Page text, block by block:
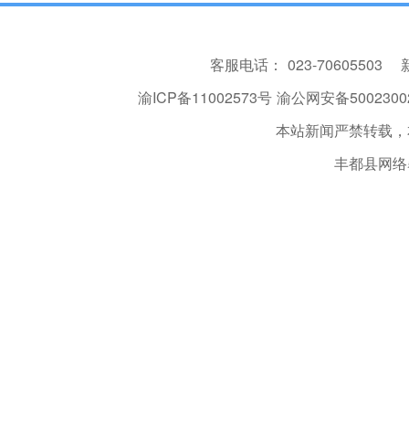
客服电话： 023-70605503
渝ICP备11002573号 渝公网安备
本站新闻严禁转载
丰都县网